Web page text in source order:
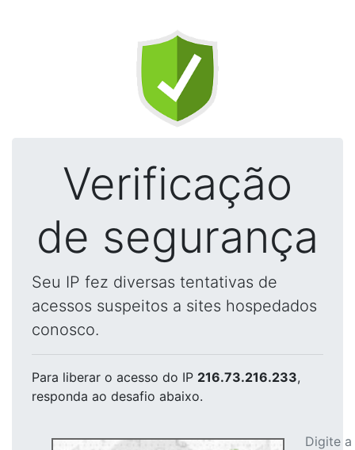
Verificação
de segurança
Seu IP fez diversas tentativas de
acessos suspeitos a sites hospedados
conosco.
Para liberar o acesso do IP 216.73.216.233,
responda ao desafio abaixo.
Digite